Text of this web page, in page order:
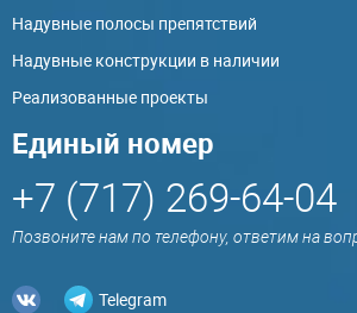
Надувные полосы препятствий
Надувные конструкции в наличии
Реализованные проекты
Единый номер
+7 (717) 269-64-04
Позвоните нам по телефону, ответим на
Telegram